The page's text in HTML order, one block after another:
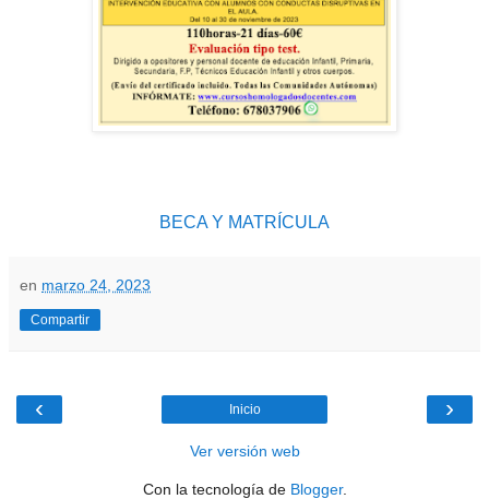
BECA Y MATRÍCULA
en marzo 24, 2023
Compartir
‹ ›
Inicio
Ver versión web
Con la tecnología de Blogger.